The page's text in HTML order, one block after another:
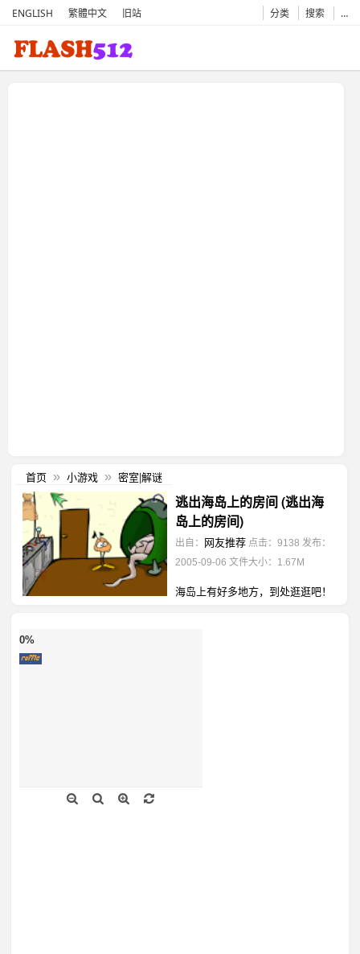
ENGLISH 繁體中文 旧站 分类 搜索 …
首页 » 小游戏 » 密室|解谜
逃出海岛上的房间 (逃出海
岛上的房间)
出自： 网友推荐 点击：9138 发布：
2005-09-06 文件大小：1.67M
海岛上有好多地方，到处逛逛吧！
0%